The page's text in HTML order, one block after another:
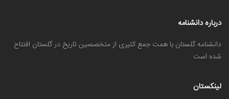
درباره دانشنامه
دانشنامه گلستان با همت جمع کثیری از متخصصین تاریخ در گلستان افتتاح
شده است
لینکستان